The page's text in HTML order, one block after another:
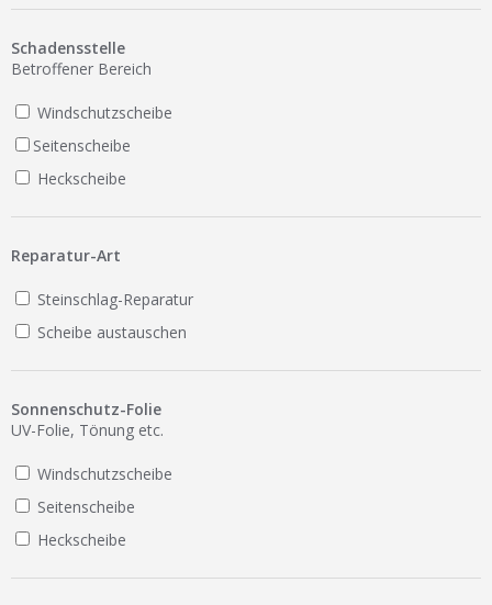
Ist Ihre Werkstatt schon dabei?
Schadensstelle
Betroffener Bereich
Windschutzscheibe
Seitenscheibe
Heckscheibe
Reparatur-Art
Steinschlag-Reparatur
Scheibe austauschen
Sonnenschutz-Folie
UV-Folie, Tönung etc.
Windschutzscheibe
Seitenscheibe
Heckscheibe